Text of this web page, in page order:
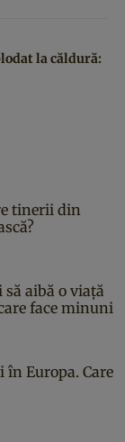
la căldură:
tinerii din
aibă o viață
face minuni
în Europa. Care